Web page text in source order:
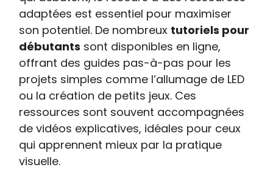
adaptées est essentiel pour maximiser
son potentiel. De nombreux tutoriels pour
débutants sont disponibles en ligne,
offrant des guides pas-à-pas pour les
projets simples comme l’allumage de LED
ou la création de petits jeux. Ces
ressources sont souvent accompagnées
de vidéos explicatives, idéales pour ceux
qui apprennent mieux par la pratique
visuelle.